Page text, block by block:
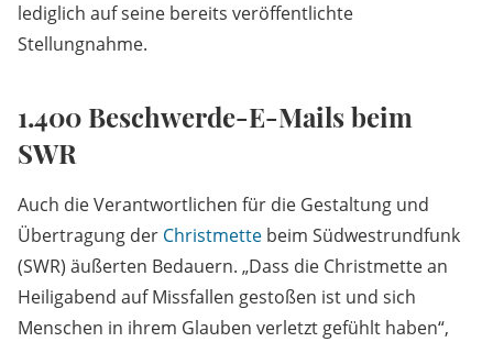
lediglich auf seine bereits veröffentlichte
Stellungnahme.
1.400 Beschwerde-E-Mails beim
SWR
Auch die Verantwortlichen für die Gestaltung und
Übertragung der Christmette beim Südwestrundfunk
(SWR) äußerten Bedauern. „Dass die Christmette an
Heiligabend auf Missfallen gestoßen ist und sich
Menschen in ihrem Glauben verletzt gefühlt haben“,